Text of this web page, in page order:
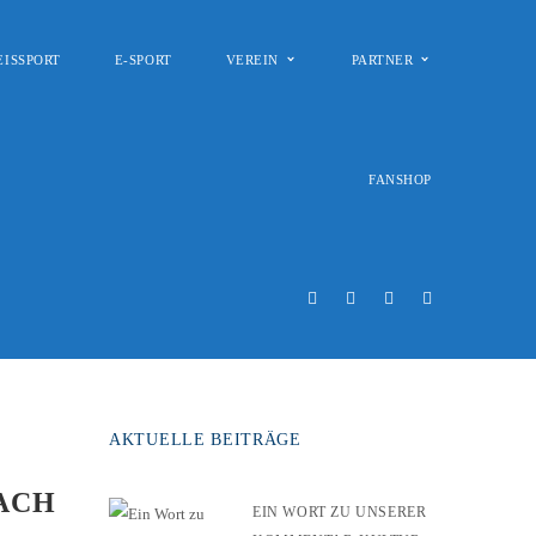
E-SPORT VEREIN PARTNER
FANSHOP
AKTUELLE BEITRÄGE
EIN WORT ZU UNSERER